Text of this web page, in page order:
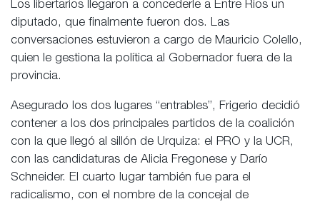
Los libertarios llegaron a concederle a Entre Ríos un
diputado, que finalmente fueron dos. Las
conversaciones estuvieron a cargo de Mauricio Colello,
quien le gestiona la política al Gobernador fuera de la
provincia.
Asegurado los dos lugares “entrables”, Frigerio decidió
contener a los dos principales partidos de la coalición
con la que llegó al sillón de Urquiza: el PRO y la UCR,
con las candidaturas de Alicia Fregonese y Darío
Schneider. El cuarto lugar también fue para el
radicalismo, con el nombre de la concejal de